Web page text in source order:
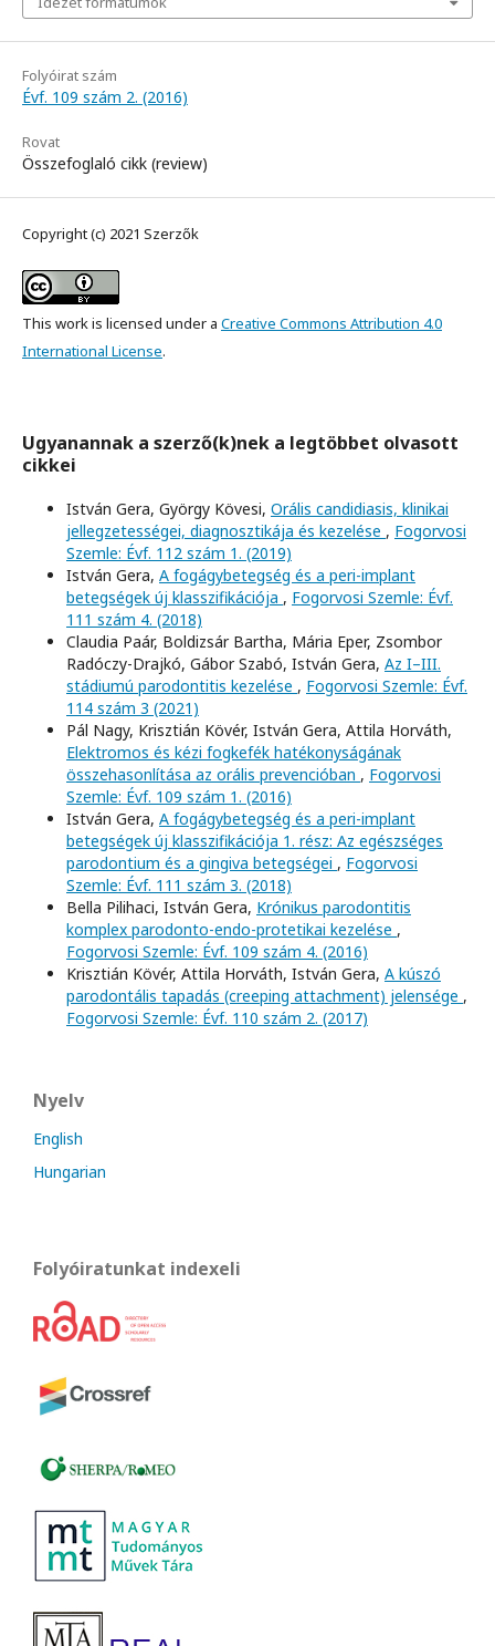
Folyóirat szám
Évf. 109 szám 2. (2016)
Rovat
Összefoglaló cikk (review)
Copyright (c) 2021 Szerzők
This work is licensed under a Creative Commons Attribution 4.0
International License.
Ugyanannak a szerző(k)nek a legtöbbet olvasott
cikkei
István Gera, György Kövesi, Orális candidiasis, klinikai
jellegzetességei, diagnosztikája és kezelése , Fogorvosi
Szemle: Évf. 112 szám 1. (2019)
István Gera, A fogágybetegség és a peri-implant
betegségek új klasszifikációja , Fogorvosi Szemle: Évf.
111 szám 4. (2018)
Claudia Paár, Boldizsár Bartha, Mária Eper, Zsombor
Radóczy-Drajkó, Gábor Szabó, István Gera, Az I–III.
stádiumú parodontitis kezelése , Fogorvosi Szemle: Évf.
114 szám 3 (2021)
Pál Nagy, Krisztián Kövér, István Gera, Attila Horváth,
Elektromos és kézi fogkefék hatékonyságának
összehasonlítása az orális prevencióban , Fogorvosi
Szemle: Évf. 109 szám 1. (2016)
István Gera, A fogágybetegség és a peri-implant
betegségek új klasszifikációja 1. rész: Az egészséges
parodontium és a gingiva betegségei , Fogorvosi
Szemle: Évf. 111 szám 3. (2018)
Bella Pilihaci, István Gera, Krónikus parodontitis
komplex parodonto-endo-protetikai kezelése ,
Fogorvosi Szemle: Évf. 109 szám 4. (2016)
Krisztián Kövér, Attila Horváth, István Gera, A kúszó
parodontális tapadás (creeping attachment) jelensége ,
Fogorvosi Szemle: Évf. 110 szám 2. (2017)
Nyelv
English
Hungarian
Folyóiratunkat indexeli